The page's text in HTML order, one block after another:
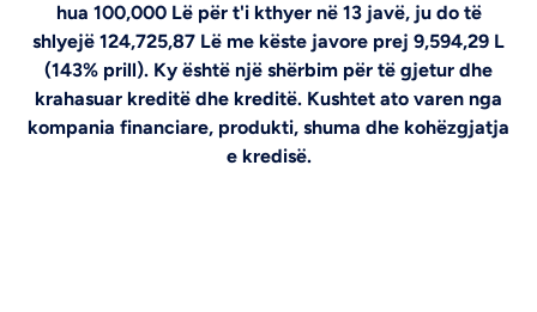
hua 100,000 Lë për t'i kthyer në 13 javë, ju do të
shlyejë 124,725,87 Lë me këste javore prej 9,594,29 L
(143% prill). Ky është një shërbim për të gjetur dhe
krahasuar kreditë dhe kreditë. Kushtet ato varen nga
kompania financiare, produkti, shuma dhe kohëzgjatja
e kredisë.